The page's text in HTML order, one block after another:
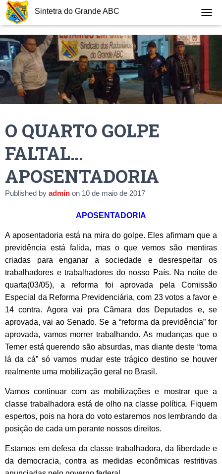
Sintetra do Grande ABC
V
I
O QUARTO GOLPE
FALTAL…
APOSENTADORIA
Published by admin on 10 de maio de 2017
APOSENTADORIA
A aposentadoria está na mira do golpe. Eles afirmam que a
previdência está falida, mas o que vemos são mentiras
criadas para enganar a sociedade e desrespeitar os
trabalhadores e trabalhadores do nosso País. Na noite de
quarta(03/05), a reforma foi aprovada pela Comissão
Especial da Reforma Previdenciária, com 23 votos a favor e
14 contra. Agora vai pra Câmara dos Deputados e, se
aprovada, vai ao Senado. Se a “reforma da previdência” for
aprovada, vamos morrer trabalhando. As mudanças que o
Temer está querendo são absurdas, mas diante deste “toma
lá da cá” só vamos mudar este trágico destino se houver
realmente uma mobilização geral no Brasil.
Vamos continuar com as mobilizações e mostrar que a
classe trabalhadora está de olho na classe política. Fiquem
espertos, pois na hora do voto estaremos nos lembrando da
posição de cada um perante nossos direitos.
Estamos em defesa da classe trabalhadora, da liberdade e
da democracia, contra as medidas econômicas restritivas